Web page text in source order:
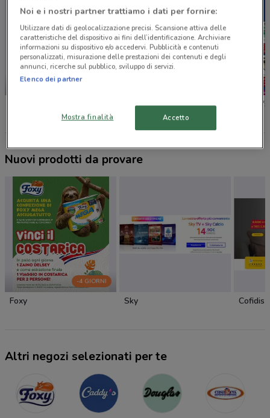
-4 GIORNI
Caddy's Caddy's
Nuovi prodotti da provare
-4 GIORNI
Foxy Sky Cofidis
Altri negozi selezionati per te
Noi e i nostri partner trattiamo i dati per fornire:
Utilizzare dati di geolocalizzazione precisi. Scansione attiva delle
caratteristiche del dispositivo ai fini dell’identificazione. Archiviare
informazioni su dispositivo e/o accedervi. Pubblicità e contenuti
personalizzati, misurazione delle prestazioni dei contenuti e degli
annunci, ricerche sul pubblico, sviluppo di servizi.
Elenco dei partner
Mostra finalità Accetto